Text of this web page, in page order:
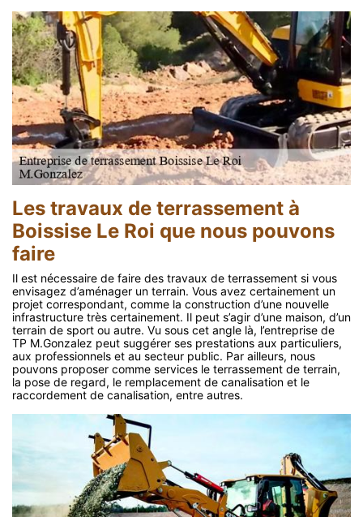
Les travaux de terrassement à
Boissise Le Roi que nous pouvons
faire
Il est nécessaire de faire des travaux de terrassement si vous
envisagez d’aménager un terrain. Vous avez certainement un
projet correspondant, comme la construction d’une nouvelle
infrastructure très certainement. Il peut s’agir d’une maison, d’un
terrain de sport ou autre. Vu sous cet angle là, l’entreprise de
TP M.Gonzalez peut suggérer ses prestations aux particuliers,
aux professionnels et au secteur public. Par ailleurs, nous
pouvons proposer comme services le terrassement de terrain,
la pose de regard, le remplacement de canalisation et le
raccordement de canalisation, entre autres.